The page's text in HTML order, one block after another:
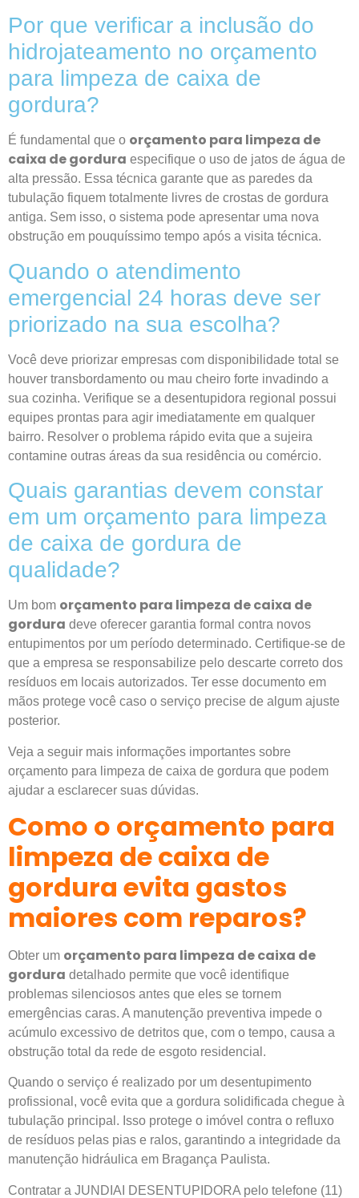
Por que verificar a inclusão do
hidrojateamento no orçamento
para limpeza de caixa de
gordura?
É fundamental que o orçamento para limpeza de
caixa de gordura especifique o uso de jatos de água de
alta pressão. Essa técnica garante que as paredes da
tubulação fiquem totalmente livres de crostas de gordura
antiga. Sem isso, o sistema pode apresentar uma nova
obstrução em pouquíssimo tempo após a visita técnica.
Quando o atendimento
emergencial 24 horas deve ser
priorizado na sua escolha?
Você deve priorizar empresas com disponibilidade total se
houver transbordamento ou mau cheiro forte invadindo a
sua cozinha. Verifique se a desentupidora regional possui
equipes prontas para agir imediatamente em qualquer
bairro. Resolver o problema rápido evita que a sujeira
contamine outras áreas da sua residência ou comércio.
Quais garantias devem constar
em um orçamento para limpeza
de caixa de gordura de
qualidade?
Um bom orçamento para limpeza de caixa de
gordura deve oferecer garantia formal contra novos
entupimentos por um período determinado. Certifique-se de
que a empresa se responsabilize pelo descarte correto dos
resíduos em locais autorizados. Ter esse documento em
mãos protege você caso o serviço precise de algum ajuste
posterior.
Veja a seguir mais informações importantes sobre
orçamento para limpeza de caixa de gordura que podem
ajudar a esclarecer suas dúvidas.
Como o orçamento para
limpeza de caixa de
gordura evita gastos
maiores com reparos?
Obter um orçamento para limpeza de caixa de
gordura detalhado permite que você identifique
problemas silenciosos antes que eles se tornem
emergências caras. A manutenção preventiva impede o
acúmulo excessivo de detritos que, com o tempo, causa a
obstrução total da rede de esgoto residencial.
Quando o serviço é realizado por um desentupimento
profissional, você evita que a gordura solidificada chegue à
tubulação principal. Isso protege o imóvel contra o refluxo
de resíduos pelas pias e ralos, garantindo a integridade da
manutenção hidráulica em Bragança Paulista.
Contratar a JUNDIAI DESENTUPIDORA pelo telefone (11)